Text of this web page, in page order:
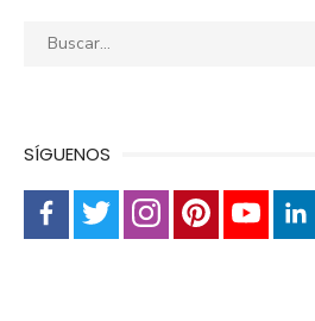
Buscar:
SÍGUENOS